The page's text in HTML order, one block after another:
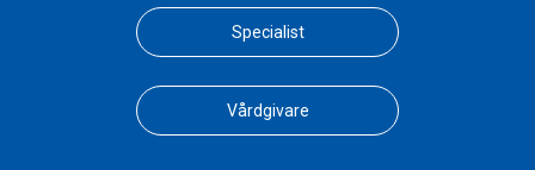
Specialist
Vårdgivare